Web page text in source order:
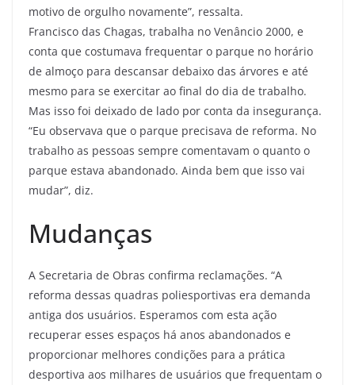
motivo de orgulho novamente”, ressalta.
Francisco das Chagas, trabalha no Venâncio 2000, e
conta que costumava frequentar o parque no horário
de almoço para descansar debaixo das árvores e até
mesmo para se exercitar ao final do dia de trabalho.
Mas isso foi deixado de lado por conta da insegurança.
“Eu observava que o parque precisava de reforma. No
trabalho as pessoas sempre comentavam o quanto o
parque estava abandonado. Ainda bem que isso vai
mudar”, diz.
Mudanças
A Secretaria de Obras confirma reclamações. “A
reforma dessas quadras poliesportivas era demanda
antiga dos usuários. Esperamos com esta ação
recuperar esses espaços há anos abandonados e
proporcionar melhores condições para a prática
desportiva aos milhares de usuários que frequentam o